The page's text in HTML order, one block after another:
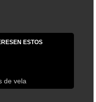
ESTOS
de vela